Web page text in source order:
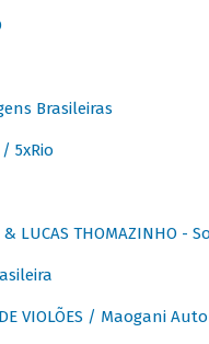
Brasileiras
/ 5xRio
& LUCAS THOMAZINHO -
DE VIOLÕES / Maogani